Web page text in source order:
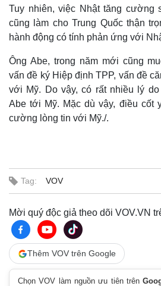
Thế giới
Quan sát
Cuộc sống đó đây
Hồ sơ
Ảnh
E-
Tuy nhiên, việc Nhật tăng cường
cũng làm cho Trung Quốc thận
hành động có tính phản ứng với
Ông Abe, trong năm mới cũng
vấn đề ký Hiệp định TPP, vấn đề
với Mỹ. Do vậy, có rất nhiều lý
Abe tới Mỹ. Mặc dù vậy, điều cốt
cường lòng tin với Mỹ./.
Tag: VOV
Mời quý độc giả theo dõi VOV.VN
Thêm VOV trên Google
Chọn VOV làm nguồn ưu tiên trên